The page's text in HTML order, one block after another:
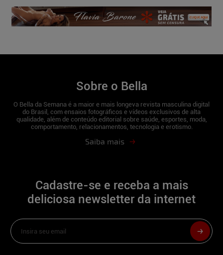
Sobre o Bella
O Bella da Semana é a maior e mais longeva revista masculina digital
do Brasil, com ensaios fotográficos e vídeos exclusivos de alta
qualidade, além de conteúdo editorial sobre saúde, esportes, moda,
comportamento, relacionamentos, tecnologia e erotismo.
Saiba mais
Cadastre-se e receba a mais
deliciosa newsletter da internet